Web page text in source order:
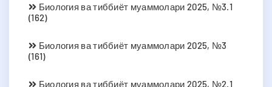
Биология ва тиббиёт муаммолари 2025, №3.1
(162)
Биология ва тиббиёт муаммолари 2025, №3
(161)
Биология ва тиббиёт муаммолари 2025, №2.1